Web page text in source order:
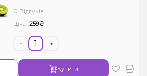
0 Відгуків
Ціна: 259₴
- +
Купити